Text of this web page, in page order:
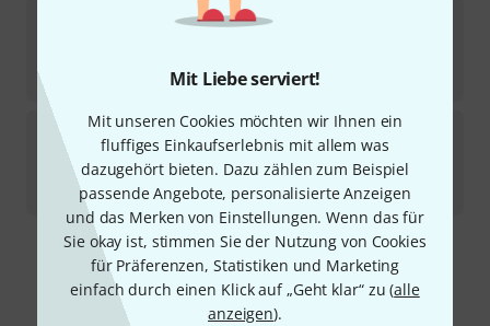
Mit Liebe serviert!
Mit unseren Cookies möchten wir Ihnen ein
fluffiges Einkaufserlebnis mit allem was
dazugehört bieten. Dazu zählen zum Beispiel
passende Angebote, personalisierte Anzeigen
und das Merken von Einstellungen. Wenn das für
Sie okay ist, stimmen Sie der Nutzung von Cookies
für Präferenzen, Statistiken und Marketing
einfach durch einen Klick auf „Geht klar“ zu (alle
anzeigen).
Hannabach800MT single String A5w
Hannabach800HT single String A5w
Sofort lieferbar
4€
Kostenloser Versand ab 29 €
Alle Preise inkl. MwSt.